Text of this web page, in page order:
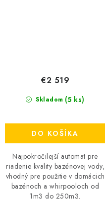
Skladom (5 ks)
€2 519
DO KOŠÍKA
Najpokročilejší automat pre
riadenie kvality bazénovej vody,
vhodný pre použitie v domácich
bazénoch a whirpooloch od
1m3 do 250m3.